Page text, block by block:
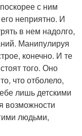
с ним
неприятно. И
в нем надолго,
Манипулируя
конечно. И те
того. Оно
что отболело,
лишь детскими
возможности
людьми,